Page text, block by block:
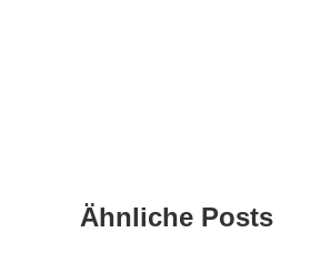
Ähnliche Posts